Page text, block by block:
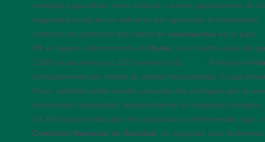
medidas específicas como reducir o eximir aportaciones de
seguridad social en un esfuerzo por apuntalar el crecimiento.
confirma los primeros dos casos de coronavirus en el país.
19 se siguen concentrando en Hubei, en el centro-este del
1.693 casos nuevos y 132 muertes más.
Aunque el
principalmente por medio de gotitas respiratorias, lo que
físico, también están siendo comunes los contagios por la
secreciones corporales, especialmente en espacios
14.376 las personas que han superado la enfermedad, que,
Comisión Nacional de Sanidad, se expande más